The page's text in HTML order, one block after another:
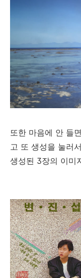
또한 마음에 안 들
고 또 생성을 눌러
생성된 3장의 이미